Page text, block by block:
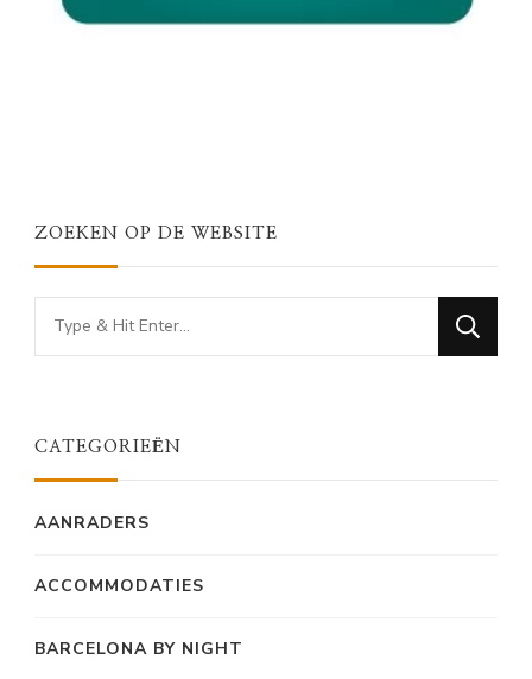
ZOEKEN OP DE WEBSITE
Looking
for
CATEGORIEËN
AANRADERS
ACCOMMODATIES
BARCELONA BY NIGHT